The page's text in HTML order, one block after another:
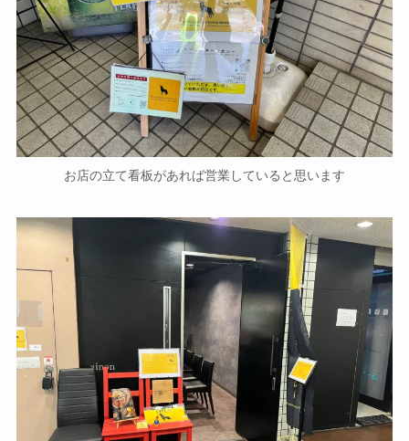
お店の立て看板があれば営業していると思います